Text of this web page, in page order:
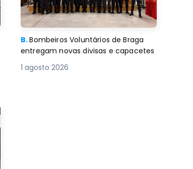
B.Bombeiros Voluntários de Braga
entregam novas divisas e capacetes
1 agosto 2026